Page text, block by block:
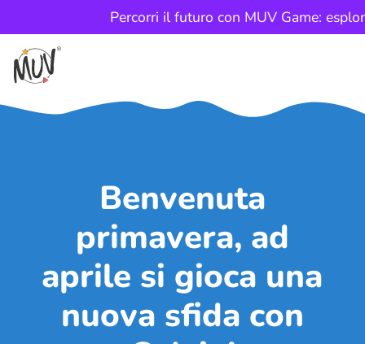
Percorri il futuro con MUV Game:
Benvenuta
primavera, ad
aprile si gioca una
nuova sfida con